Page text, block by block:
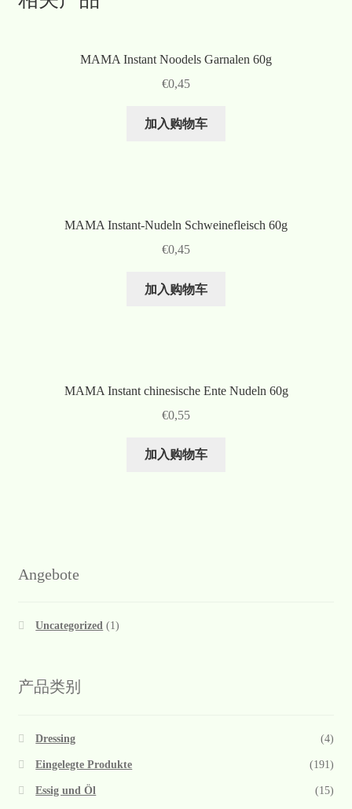
MAMA Instant Noodels Garnalen 60g
€0,45
加入购物车
MAMA Instant-Nudeln Schweinefleisch 60g
€0,45
加入购物车
MAMA Instant chinesische Ente Nudeln 60g
€0,55
加入购物车
Angebote
Uncategorized (1)
产品类别
Dressing (4)
Eingelegte Produkte (191)
Essig und Öl (15)